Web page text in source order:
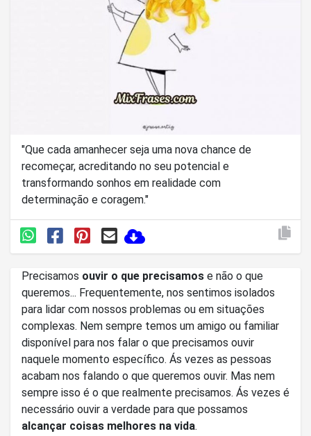
"Que cada amanhecer seja uma nova chance de
recomeçar, acreditando no seu potencial e
transformando sonhos em realidade com
determinação e coragem."
Precisamos ouvir o que precisamos e não o que
queremos... Frequentemente, nos sentimos isolados
para lidar com nossos problemas ou em situações
complexas. Nem sempre temos um amigo ou familiar
disponível para nos falar o que precisamos ouvir
naquele momento específico. Ás vezes as pessoas
acabam nos falando o que queremos ouvir. Mas nem
sempre isso é o que realmente precisamos. Ás vezes é
necessário ouvir a verdade para que possamos
alcançar coisas melhores na vida.